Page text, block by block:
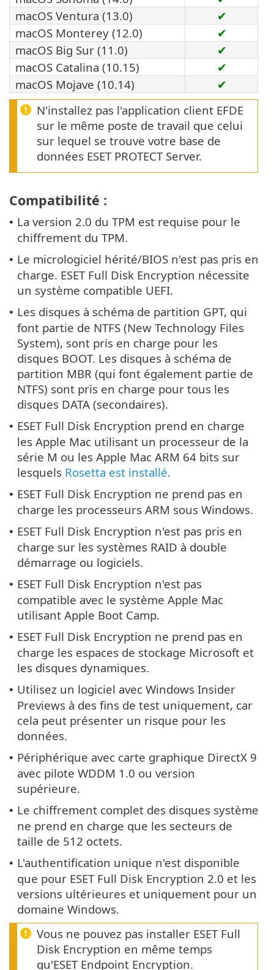
macOS Ventura (13.0)
✔
macOS Monterey (12.0)
✔
macOS Big Sur (11.0)
✔
macOS Catalina (10.15)
✔
macOS Mojave (10.14)
✔
N'installez pas l'application client EFDE
sur le même poste de travail que celui
sur lequel se trouve votre base de
données ESET PROTECT Server.
Compatibilité :
• La version 2.0 du TPM est requise pour le
chiffrement du TPM.
• Le micrologiciel hérité/BIOS n'est pas pris en
charge. ESET Full Disk Encryption nécessite
un système compatible UEFI.
• Les disques à schéma de partition GPT, qui
font partie de NTFS (New Technology Files
System), sont pris en charge pour les
disques BOOT. Les disques à schéma de
partition MBR (qui font également partie de
NTFS) sont pris en charge pour tous les
disques DATA (secondaires).
• ESET Full Disk Encryption prend en charge
les Apple Mac utilisant un processeur de la
série M ou les Apple Mac ARM 64 bits sur
lesquels Rosetta est installé.
• ESET Full Disk Encryption ne prend pas en
charge les processeurs ARM sous Windows.
• ESET Full Disk Encryption n'est pas pris en
charge sur les systèmes RAID à double
démarrage ou logiciels.
• ESET Full Disk Encryption n'est pas
compatible avec le système Apple Mac
utilisant Apple Boot Camp.
• ESET Full Disk Encryption ne prend pas en
charge les espaces de stockage Microsoft et
les disques dynamiques.
• Utilisez un logiciel avec Windows Insider
Previews à des fins de test uniquement, car
cela peut présenter un risque pour les
données.
• Périphérique avec carte graphique DirectX 9
avec pilote WDDM 1.0 ou version
supérieure.
• Le chiffrement complet des disques système
ne prend en charge que les secteurs de
taille de 512 octets.
• L'authentification unique n'est disponible
que pour ESET Full Disk Encryption 2.0 et les
versions ultérieures et uniquement pour un
domaine Windows.
Vous ne pouvez pas installer ESET Full
Disk Encryption en même temps
qu'ESET Endpoint Encryption.